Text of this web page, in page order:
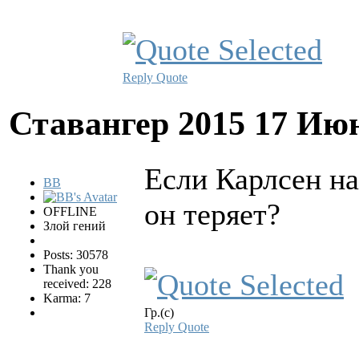
Reply Quote
Ставангер 2015 17
BB
OFFLINE
Злой гений
Posts: 30578
Thank you
received: 228
Karma: 7
Если Карлсен
он теряет?
Гр.(с)
Reply Quote